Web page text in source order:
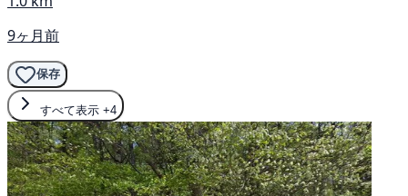
9ヶ月前
保存
すべて表示 +4